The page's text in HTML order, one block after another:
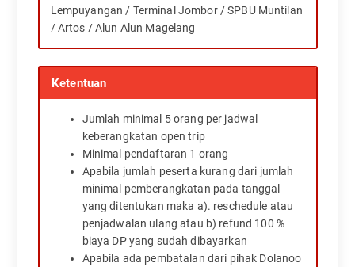
Lempuyangan / Terminal Jombor / SPBU Muntilan
/ Artos / Alun Alun Magelang
Ketentuan
Jumlah minimal 5 orang per jadwal
keberangkatan open trip
Minimal pendaftaran 1 orang
Apabila jumlah peserta kurang dari jumlah
minimal pemberangkatan pada tanggal
yang ditentukan maka a). reschedule atau
penjadwalan ulang atau b) refund 100 %
biaya DP yang sudah dibayarkan
Apabila ada pembatalan dari pihak Dolanoo